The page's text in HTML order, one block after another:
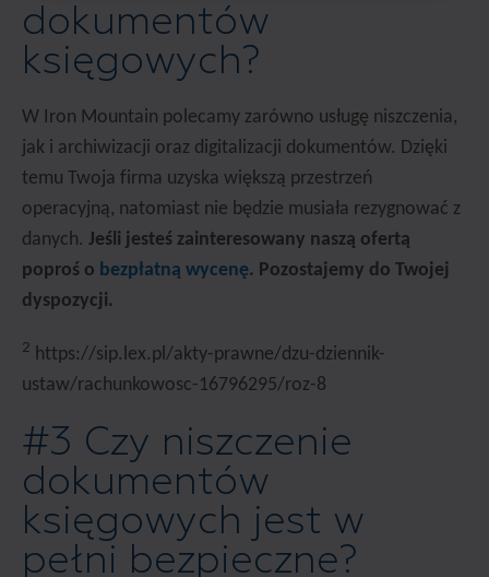
dokumentów
księgowych?
W Iron Mountain polecamy zarówno usługę niszczenia,
jak i archiwizacji oraz digitalizacji dokumentów. Dzięki
temu Twoja firma uzyska większą przestrzeń
operacyjną, natomiast nie będzie musiała rezygnować z
danych. Jeśli jesteś zainteresowany naszą ofertą
poproś o bezpłatną wycenę. Pozostajemy do Twojej
dyspozycji.
2 https://sip.lex.pl/akty-prawne/dzu-dziennik-
ustaw/rachunkowosc-16796295/roz-8
#3 Czy niszczenie
dokumentów
księgowych jest w
pełni bezpieczne?